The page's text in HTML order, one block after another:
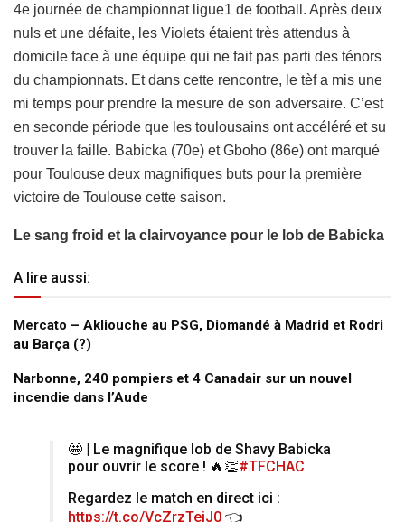
4e journée de championnat ligue1 de football. Après deux
nuls et une défaite, les Violets étaient très attendus à
domicile face à une équipe qui ne fait pas parti des ténors
du championnats. Et dans cette rencontre, le tèf a mis une
mi temps pour prendre la mesure de son adversaire. C’est
en seconde période que les toulousains ont accéléré et su
trouver la faille. Babicka (70e) et Gboho (86e) ont marqué
pour Toulouse deux magnifiques buts pour la première
victoire de Toulouse cette saison.
Le sang froid et la clairvoyance pour le lob de Babicka
A lire aussi:
Mercato – Akliouche au PSG, Diomandé à Madrid et Rodri
au Barça (?)
Narbonne, 240 pompiers et 4 Canadair sur un nouvel
incendie dans l’Aude
🤩 | Le magnifique lob de Shavy Babicka
pour ouvrir le score ! 🔥👏#TFCHAC
Regardez le match en direct ici :
https://t.co/VcZrzTejJ0 👈